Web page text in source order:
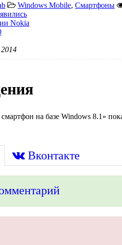
Windows Mobile, Смартфоны
Nokia
на базе Windows 8.1»
Вконтакте